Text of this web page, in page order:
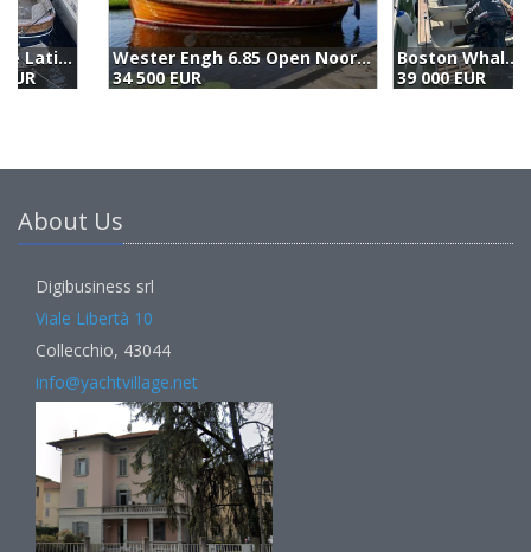
Wester Engh 6.85 Open Noorden (2003)
34 500 EUR
Boston Whaler 22 Outrage (1980)
39 000 EUR
About Us
Digibusiness srl
Viale Libertà 10
Collecchio, 43044
info@yachtvillage.net